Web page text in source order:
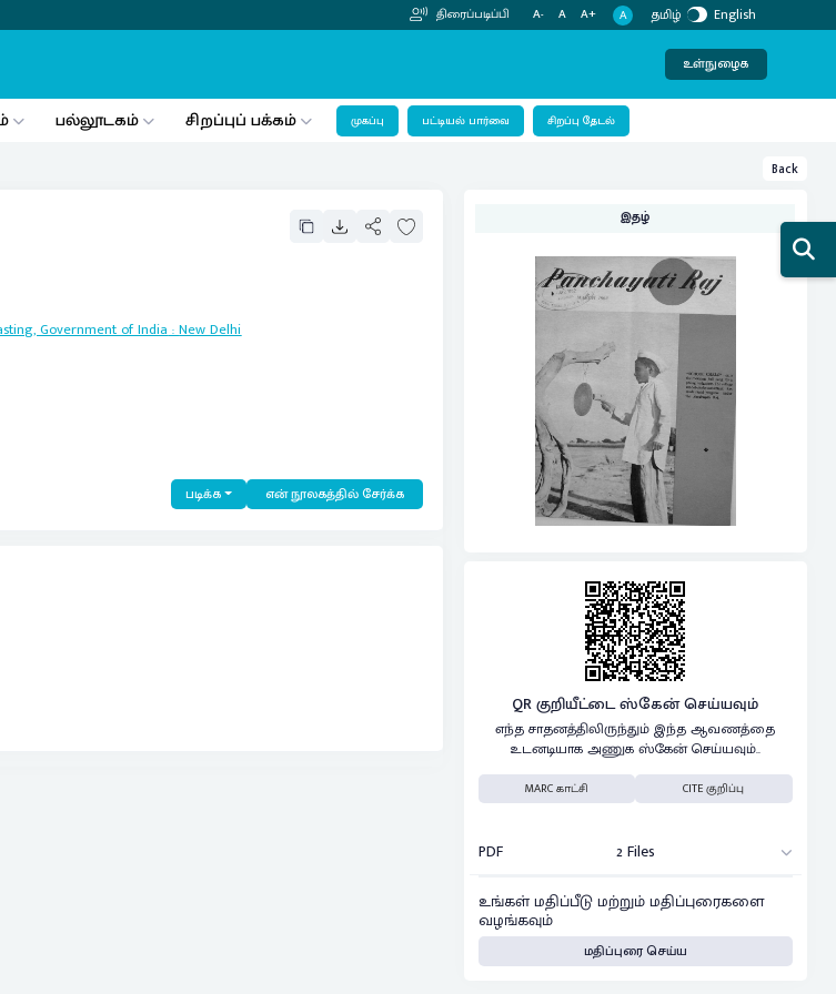
திரைப்படிப்பி A- A A+ A தமிழ் English
உள்நுழைக
பல்லூடகம் சிறப்புப் பக்கம் முகப்பு பட்டியல் பார்வை சிறப்பு தேடல்
Back
Government of India:New Delhi
படிக்க என் நூலகத்தில் சேர்க்க
இதழ்
QR குறியீட்டை ஸ்கேன் செய்யவும்
எந்த சாதனத்திலிருந்தும் இந்த ஆவணத்தை
உடனடியாக அணுக ஸ்கேன் செய்யவும்..
MARC காட்சி CITE குறிப்பு
PDF 2 Files
உங்கள் மதிப்பீடு மற்றும் மதிப்புரைகளை
வழங்கவும்
மதிப்புரை செய்ய